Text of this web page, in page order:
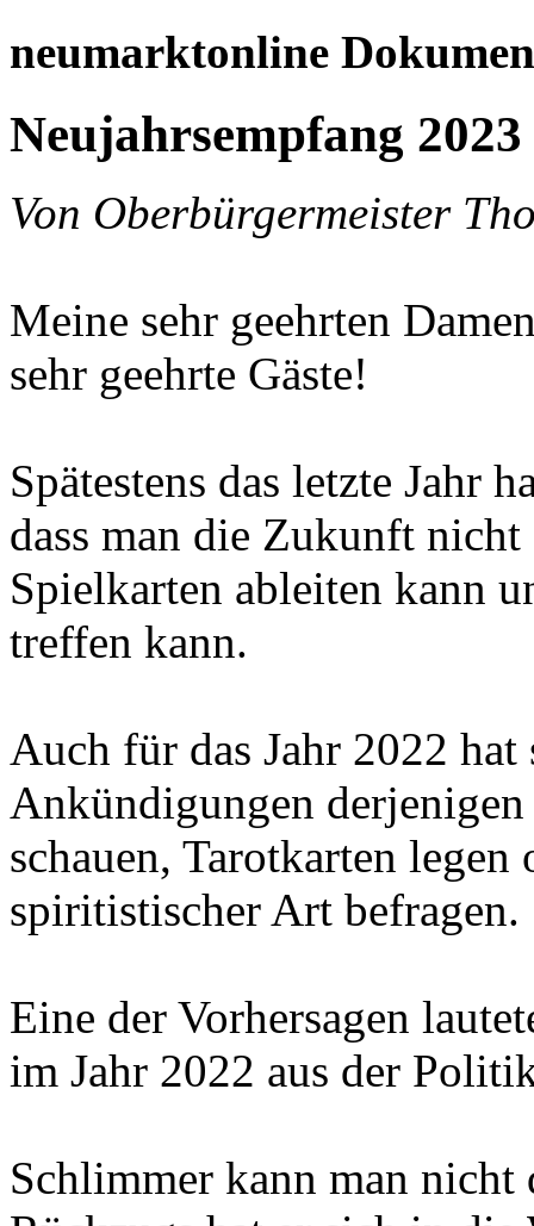
neumarktonline
Neujahrsempfang 2023
Von Oberbürgermeister
Meine sehr geehrten
sehr geehrte Gäste!
Spätestens das letzte Jahr
dass man die Zukunft nicht
Spielkarten ableiten kann
treffen kann.
Auch für das Jahr 2022
Ankündigungen
schauen, Tarotkarten
spiritistischer Art befragen.
Eine der Vorhersagen
im Jahr 2022 aus der
Schlimmer kann man nicht